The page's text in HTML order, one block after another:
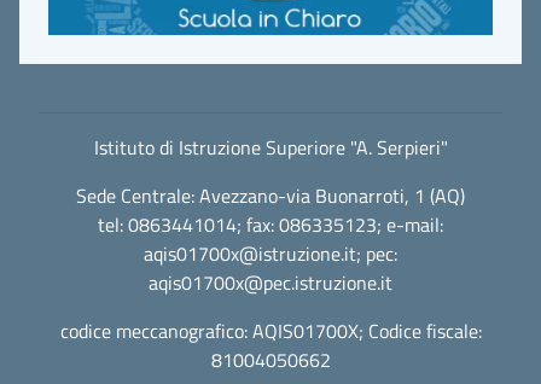
Istituto di Istruzione Superiore "A. Serpieri"
Sede Centrale: Avezzano-via Buonarroti, 1 (AQ)
tel: 0863441014; fax: 086335123; e-mail:
aqis01700x@istruzione.it; pec:
aqis01700x@pec.istruzione.it
codice meccanografico: AQIS01700X; Codice fiscale:
81004050662